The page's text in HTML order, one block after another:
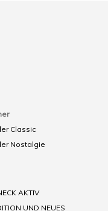
Classic
Nostalgie
AKTIV
UND NEUES